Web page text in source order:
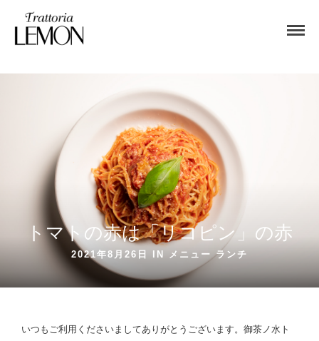
トマトの赤は「リコピン」の赤
2021年8月26日 IN メニュー ランチ
いつもご利用くださいましてありがとうございます。御茶ノ水ト